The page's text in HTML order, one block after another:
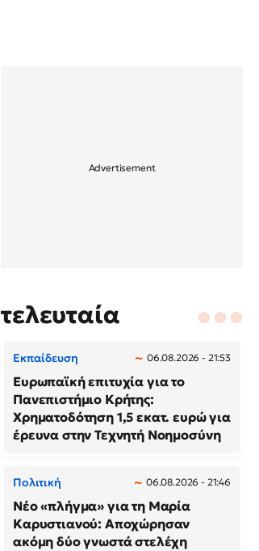
τελευταία
Εκπαίδευση 06.08.2026 - 21:53
Ευρωπαϊκή επιτυχία για το
Πανεπιστήμιο Κρήτης:
Χρηματοδότηση 1,5 εκατ. ευρώ για
έρευνα στην Τεχνητή Νοημοσύνη
Πολιτική 06.08.2026 - 21:46
Νέο «πλήγμα» για τη Μαρία
Καρυστιανού: Αποχώρησαν
ακόμη δύο γνωστά στελέχη